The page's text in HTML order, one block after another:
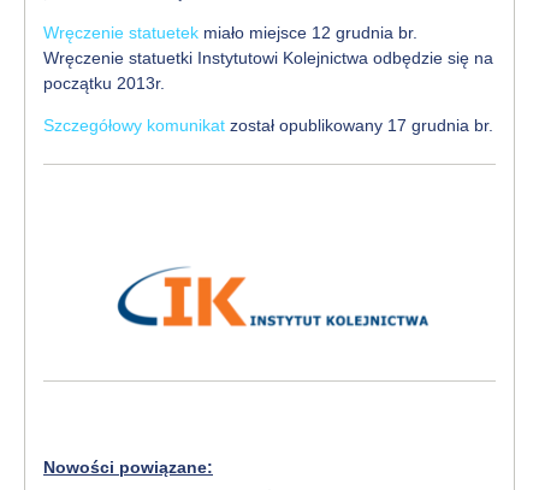
Wręczenie statuetek miało miejsce 12 grudnia br.
Wręczenie statuetki Instytutowi Kolejnictwa odbędzie się na
początku 2013r.
Szczegółowy komunikat został opublikowany 17 grudnia br.
Nowości powiązane: